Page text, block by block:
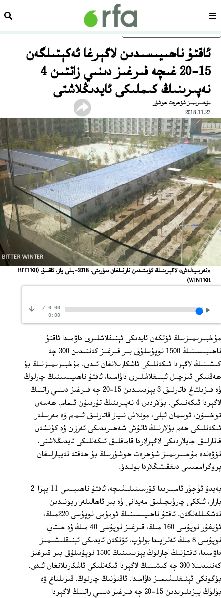
ئاساسلىق مەزمۇنغا ئاتلاڭسەھىپە
ئاقتۇ ناھىيىسىدىن لاگېرغا ئەكېتىلگەن
15-20 غىچە قىرغىز دىنىي زاتتىن 4
نەپىرىنىڭ كىملىكى ئايدىڭلاشتى
مۇخبىرىمىز شۆھرەت ھوشۇر
2018.11.27
«تەربىيەلەش» لاگېرىنىڭ ئۈستىدىن تارتىلغان سۈرىتى. 2018-يىلى ياز، ئاقسۇ.
(BITTER
WINTER)
0:00
/
0:00
مۇخبىرىمىزنىڭ ئۆتكەن ئايدىكى ئېنىقلاشلىرى داۋامىدا ئاقتۇ
ناھىيىسىنىڭ 1500 نوپۇسلۇق بىر قىرغىز كەنتىدىن 300 چە
كىشىنىڭ لاگېردا ئىكەنلىكى ئاشكارىلانغان ئىدى. مۇخبىرىمىزنىڭ بۇ
ھەقتىكى ئىزچىل ئېنىقلاشلىرى داۋامىدا، ئاقتۇ ناھىيىسىنىڭ چارلوڭ
ۋە قىزىلتاغ قاتارلىق 3 يېزىسىدىن 15-20 چە قىرغىز دىنىي زاتنىڭ
لاگېردا ئىكەنلىكى، بۇلاردىن 4 نەپىرىنىڭ تۇرسۇن ئىمام، ھەسەن
توخسۇن، ئوسمان ئېلى، موللاش نىياز قاتارلىق ئىمام ۋە مەزىنلەر
ئىكەنلىكى ھەم بۇلارنىڭ ئاتۇش شەھىرىدىكى ئەرزان ۋە كۇنشەن
قاتارلىق جايلاردىكى لاگېرلاردا قاماقلىق ئىكەنلىكى ئايدىڭلاشتى.
تۆۋەندە مۇخبىرىمىز شۆھرەت ھوشۇرنىڭ بۇ ھەقتە تەييارلىغان
پروگراممىسى دىققىتىڭلاردا بولىدۇ.
بەيدۇ ئۇچۇر ئامبىرىدا كۆرسىتىلىشىچە، ئاقتۇ ناھىيىسى 11 يېزا، 2
بازار، ئىككى چارۋىچىلىق مەيدانى ۋە بىر ئاھالىلەر رايونىدىن
تەشكىللەنگەن. ئاقتۇ ناھىيىسىنىڭ ئومۇمى نوپۇسى 220مىڭ،
ئۇيغۇر نوپۇسى 160 مىڭ، قىرغىز نوپۇسى 40 مىڭ ۋە خىتاي
نوپۇسى 8 مىڭ ئەتراپىدا بولۇپ، ئۆتكەن ئايدىكى ئېنىقلىشىمىز
داۋامىدا، ئاقتۇنىڭ چارلوڭ يېزىسىنىڭ 1500 نوپۇسلۇق بىر قىرغىز
كەنتىدىنلا 300 چە كىشىنىڭ لاگېردا ئىكەنلىكى ئاشكارىلانغان ئىدى.
بۈگۈنكى ئېنىقلىشىمىز داۋامىدا، ئاقتۇنىڭ چارلوڭ، قىزىلتاغ ۋە
بۇلۇڭ يېزىلىرىدىن 15-20 چە قىرغىز دىنىي زاتنىڭ لاگېردا